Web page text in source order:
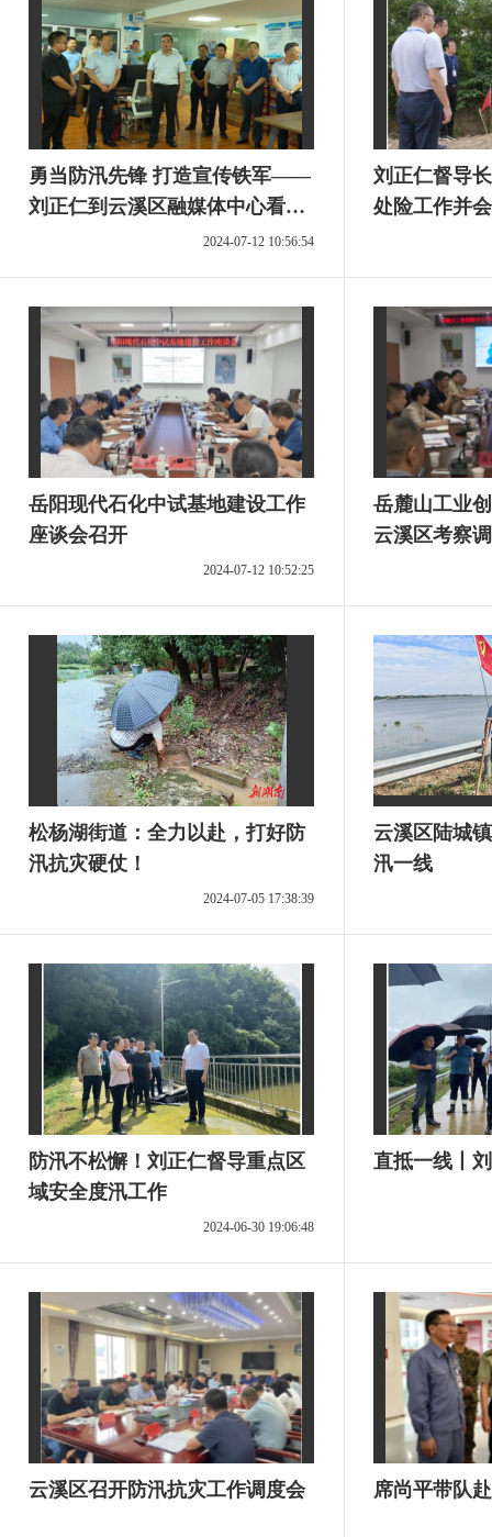
勇当防汛先锋 打造宣传铁军——
刘正仁到云溪区融媒体中心看望
2024-07-12 10:56:54
刘正仁督导
处险工作并
岳阳现代石化中试基地建设工作
座谈会召开
2024-07-12 10:52:25
岳麓山工业
云溪区考察
松杨湖街道：全力以赴，打好防
汛抗灾硬仗！
2024-07-05 17:38:39
云溪区陆城
汛一线
防汛不松懈！刘正仁督导重点区
域安全度汛工作
2024-06-30 19:06:48
直抵一线丨
云溪区召开防汛抗灾工作调度会 席尚平带队